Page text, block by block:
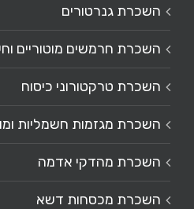
השכרת גנרטורים
השכרת חרמשים מוטוריים
השכרת טרקטורוני כיסוח
השכרת מגזמות חשמליות
השכרת מהדקי אדמה
השכרת מכסחות דשא